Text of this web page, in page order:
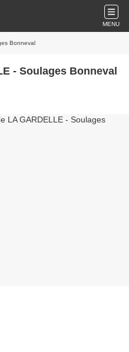
MENU
Bonneval
- Soulages Bonneval